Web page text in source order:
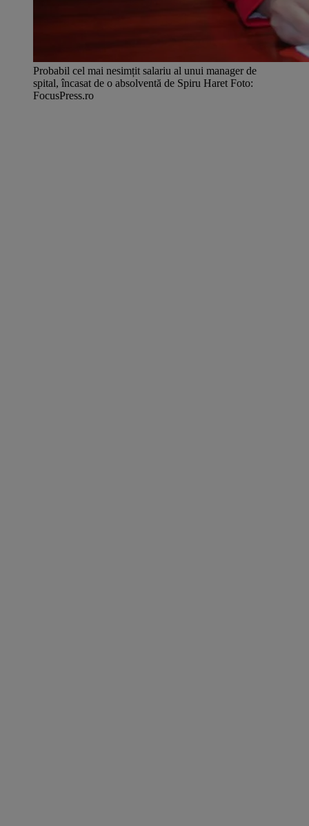
Probabil cel mai nesimțit salariu al unui manager de
spital, încasat de o absolventă de Spiru Haret Foto:
FocusPress.ro